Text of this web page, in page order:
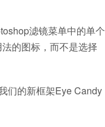
滤镜菜单中的单个
的图标，而不是选择
们的新框架Eye Candy